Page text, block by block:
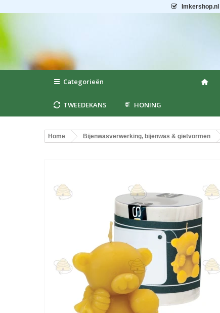
Imkershop.nl
Categorieën
TWEEDEKANS HONING
Home Bijenwasverwerking, bijenwas & gietvormen